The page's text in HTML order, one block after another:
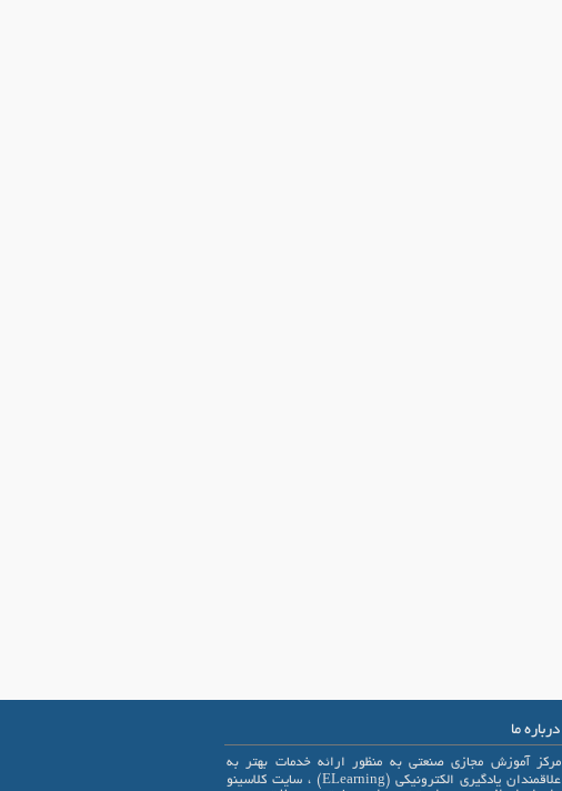
درباره ما
مرکز آموزش مجازی صنعتی به منظور ارائه خدمات بهتر به
علاقمندان یادگیری الکترونیکی (ELearning) ، سایت کلاسینو